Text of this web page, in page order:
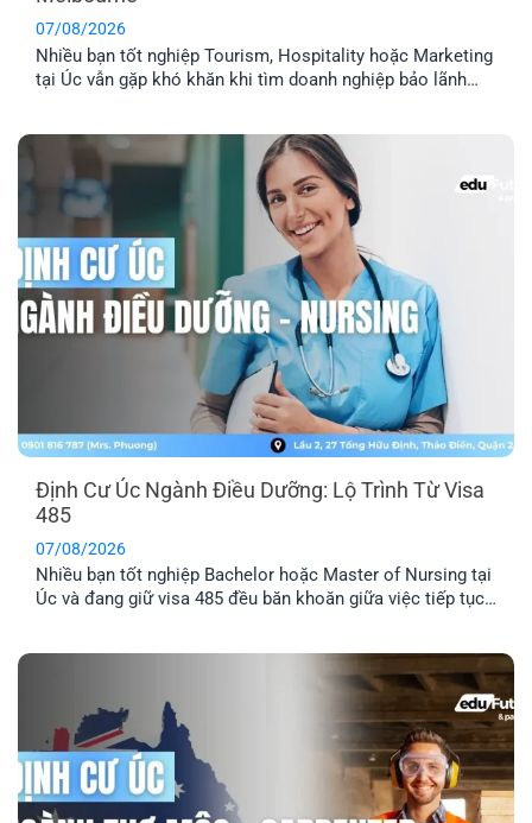
07/08/2026
Nhiều bạn tốt nghiệp Tourism, Hospitality hoặc Marketing
tại Úc vẫn gặp khó khăn khi tìm doanh nghiệp bảo lãnh
Travel Consultant và Content Creator, với lộ trình doanh
nghiệp cam kết [...]
Định Cư Úc Ngành Điều Dưỡng: Lộ Trình Từ Visa
485
07/08/2026
Nhiều bạn tốt nghiệp Bachelor hoặc Master of Nursing tại
Úc và đang giữ visa 485 đều băn khoăn giữa việc tiếp tục
tiên di trú, điểm EOI thực tế vẫn khá cạnh [...]